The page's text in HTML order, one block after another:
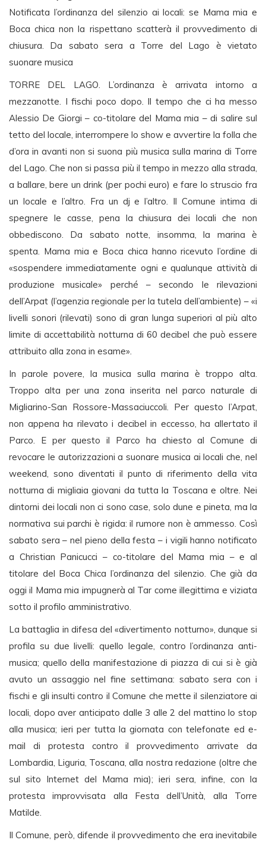
Notificata l’ordinanza del silenzio ai locali: se Mama mia e
Boca chica non la rispettano scatterà il provvedimento di
chiusura. Da sabato sera a Torre del Lago è vietato
suonare musica
TORRE DEL LAGO. L’ordinanza è arrivata intorno a
mezzanotte. I fischi poco dopo. Il tempo che ci ha messo
Alessio De Giorgi – co-titolare del Mama mia – di salire sul
tetto del locale, interrompere lo show e avvertire la folla che
d’ora in avanti non si suona più musica sulla marina di Torre
del Lago. Che non si passa più il tempo in mezzo alla strada,
a ballare, bere un drink (per pochi euro) e fare lo struscio fra
un locale e l’altro. Fra un dj e l’altro. Il Comune intima di
spegnere le casse, pena la chiusura dei locali che non
obbediscono. Da sabato notte, insomma, la marina è
spenta. Mama mia e Boca chica hanno ricevuto l’ordine di
«sospendere immediatamente ogni e qualunque attività di
produzione musicale» perché – secondo le rilevazioni
dell’Arpat (l’agenzia regionale per la tutela dell’ambiente) – «i
livelli sonori (rilevati) sono di gran lunga superiori al più alto
limite di accettabilità notturna di 60 decibel che può essere
attribuito alla zona in esame».
In parole povere, la musica sulla marina è troppo alta.
Troppo alta per una zona inserita nel parco naturale di
Migliarino-San Rossore-Massaciuccoli. Per questo l’Arpat,
non appena ha rilevato i decibel in eccesso, ha allertato il
Parco. E per questo il Parco ha chiesto al Comune di
revocare le autorizzazioni a suonare musica ai locali che, nel
weekend, sono diventati il punto di riferimento della vita
notturna di migliaia giovani da tutta la Toscana e oltre. Nei
dintorni dei locali non ci sono case, solo dune e pineta, ma la
normativa sui parchi è rigida: il rumore non è ammesso. Così
sabato sera – nel pieno della festa – i vigili hanno notificato
a Christian Panicucci – co-titolare del Mama mia – e al
titolare del Boca Chica l’ordinanza del silenzio. Che già da
oggi il Mama mia impugnerà al Tar come illegittima e viziata
sotto il profilo amministrativo.
La battaglia in difesa del «divertimento notturno», dunque si
profila su due livelli: quello legale, contro l’ordinanza anti-
musica; quello della manifestazione di piazza di cui si è già
avuto un assaggio nel fine settimana: sabato sera con i
fischi e gli insulti contro il Comune che mette il silenziatore ai
locali, dopo aver anticipato dalle 3 alle 2 del mattino lo stop
alla musica; ieri per tutta la giornata con telefonate ed e-
mail di protesta contro il provvedimento arrivate da
Lombardia, Liguria, Toscana, alla nostra redazione (oltre che
sul sito Internet del Mama mia); ieri sera, infine, con la
protesta improvvisata alla Festa dell’Unità, alla Torre
Matilde.
Il Comune, però, difende il provvedimento che era inevitabile